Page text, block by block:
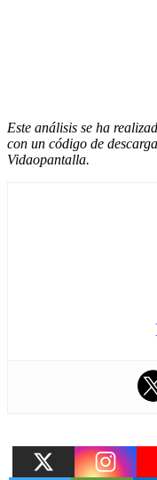
Este análisis se ha
con un código de
Vidaopantalla.